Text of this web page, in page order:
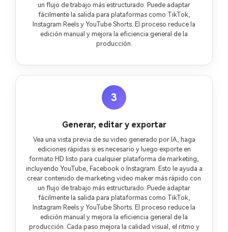
un flujo de trabajo más estructurado. Puede adaptar
fácilmente la salida para plataformas como TikTok,
Instagram Reels y YouTube Shorts. El proceso reduce la
edición manual y mejora la eficiencia general de la
producción.
3
Generar, editar y exportar
Vea una vista previa de su video generado por IA, haga
ediciones rápidas si es necesario y luego exporte en
formato HD listo para cualquier plataforma de marketing,
incluyendo YouTube, Facebook o Instagram. Esto le ayuda a
crear contenido de marketing video maker más rápido con
un flujo de trabajo más estructurado. Puede adaptar
fácilmente la salida para plataformas como TikTok,
Instagram Reels y YouTube Shorts. El proceso reduce la
edición manual y mejora la eficiencia general de la
producción. Cada paso mejora la calidad visual, el ritmo y